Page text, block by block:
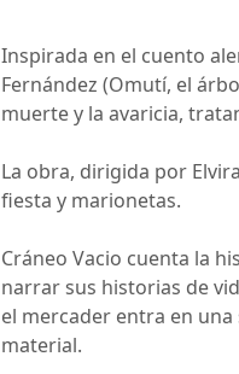
Inspirada en el cuento
Fernández (Omutí, el
muerte y la avaricia,
La obra, dirigida por
fiesta y marionetas.
Cráneo Vacio cuenta la
narrar sus historias de
el mercader entra en
material.